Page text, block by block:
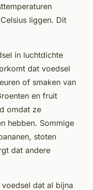
liggen. Dit
in luchtdichte
dat voedsel
of smaken van
en fruit
omdat ze
hebben. Sommige
stoten
dat andere
dat al bijna